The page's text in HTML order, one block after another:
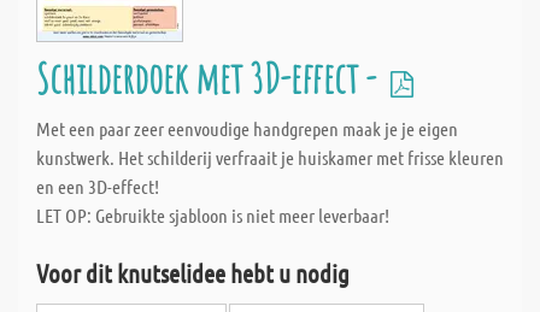
Schilderdoek met 3D-effect -
Met een paar zeer eenvoudige handgrepen maak je je eigen
kunstwerk. Het schilderij verfraait je huiskamer met frisse kleuren
en een 3D-effect!
LET OP: Gebruikte sjabloon is niet meer leverbaar!
Voor dit knutselidee hebt u nodig